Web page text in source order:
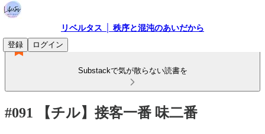
リベルタス │ 秩序と混沌のあいだから
登録
ログイン
Substackで気が散らない読書を
#091 【チル】接客一番 味二番